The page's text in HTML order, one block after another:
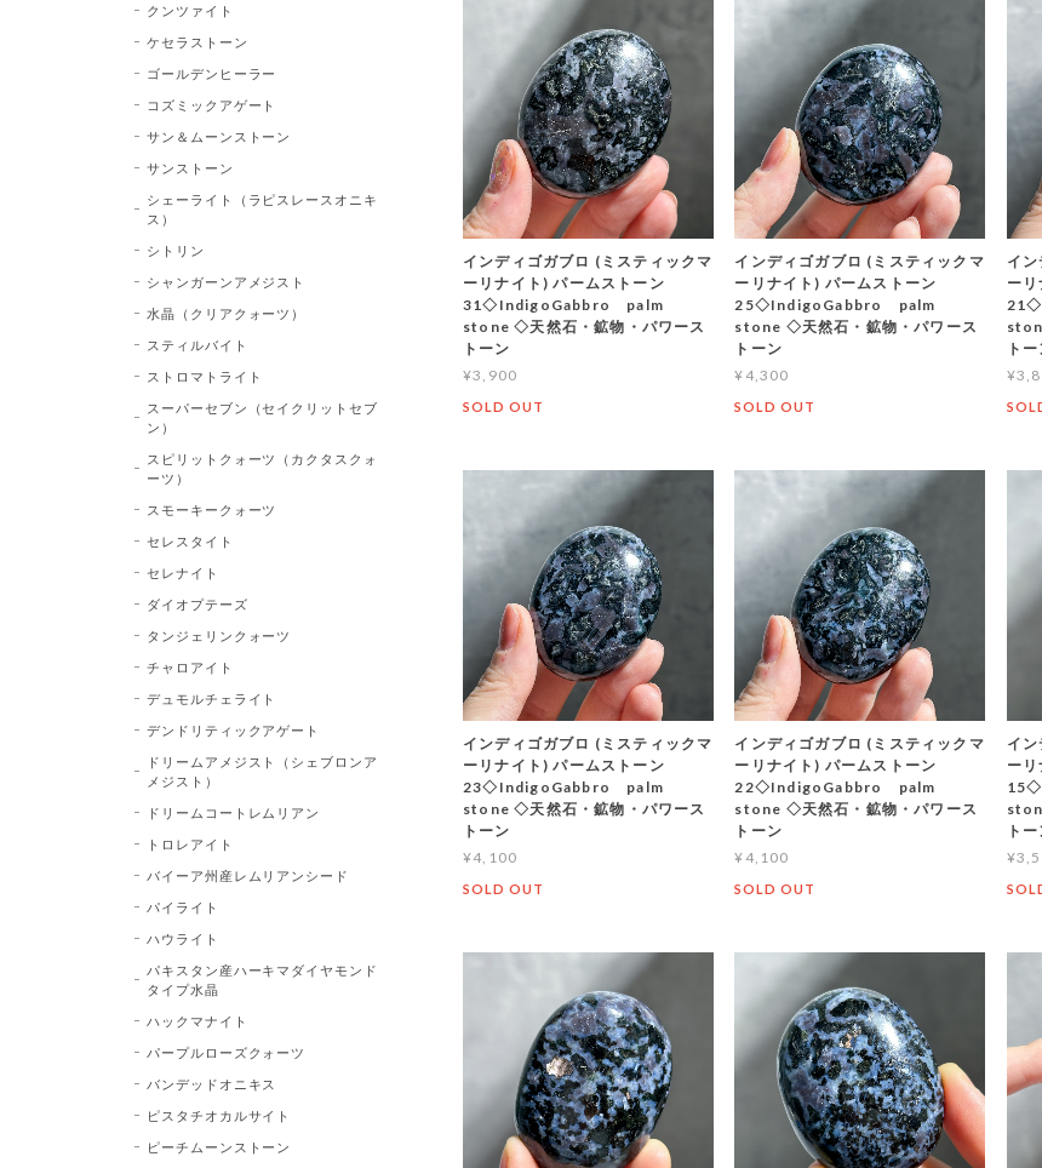
インディゴガブロ (ミスティックマ
ーリナイト) パームストーン
31◇IndigoGabbro palm
stone ◇天然石・鉱物・パワース
トーン
¥3,900
SOLD OUT
インディゴガブロ (ミスティックマ
ーリナイト) パームストーン
25◇IndigoGabbro palm
stone ◇天然石・鉱物・パワース
トーン
¥4,300
SOLD OUT
イ
ー
トー
インディゴガブロ (ミスティックマ
ーリナイト) パームストーン
23◇IndigoGabbro palm
stone ◇天然石・鉱物・パワース
トーン
¥4,100
SOLD OUT
インディゴガブロ (ミスティックマ
ーリナイト) パームストーン
22◇IndigoGabbro palm
stone ◇天然石・鉱物・パワース
トーン
¥4,100
SOLD OUT
イ
ー
トー
クンツァイト
ケセラストーン
ゴールデンヒーラー
コズミックアゲート
サン＆ムーンストーン
サンストーン
シェーライト（ラピスレースオニキ
ス）
シトリン
シャンガーンアメジスト
水晶（クリアクォーツ）
スティルバイト
ストロマトライト
スーパーセブン（セイクリットセブ
ン）
スピリットクォーツ（カクタスクォ
ーツ）
スモーキークォーツ
セレスタイト
セレナイト
ダイオプテーズ
タンジェリンクォーツ
チャロアイト
デュモルチェライト
デンドリティックアゲート
ドリームアメジスト（シェブロンア
メジスト）
ドリームコートレムリアン
トロレアイト
バイーア州産レムリアンシード
パイライト
ハウライト
パキスタン産ハーキマダイヤモンド
タイプ水晶
ハックマナイト
パープルローズクォーツ
バンデッドオニキス
ピスタチオカルサイト
ピーチムーンストーン